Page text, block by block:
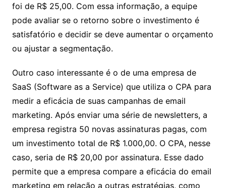
foi de R$ 25,00. Com essa informação, a equipe
pode avaliar se o retorno sobre o investimento é
satisfatório e decidir se deve aumentar o orçamento
ou ajustar a segmentação.
Outro caso interessante é o de uma empresa de
SaaS (Software as a Service) que utiliza o CPA para
medir a eficácia de suas campanhas de email
marketing. Após enviar uma série de newsletters, a
empresa registra 50 novas assinaturas pagas, com
um investimento total de R$ 1.000,00. O CPA, nesse
caso, seria de R$ 20,00 por assinatura. Esse dado
permite que a empresa compare a eficácia do email
marketing em relação a outras estratégias, como